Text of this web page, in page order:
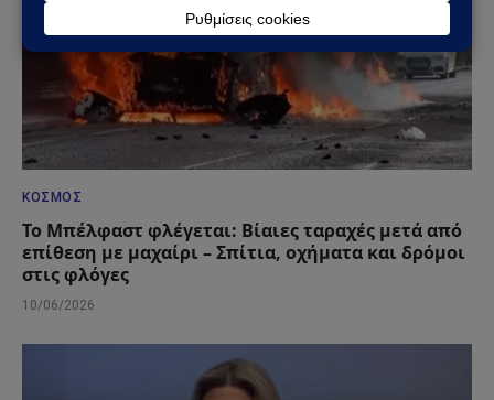
ΚΌΣΜΟΣ
Το Μπέλφαστ φλέγεται: Βίαιες ταραχές μετά από
επίθεση με μαχαίρι – Σπίτια, οχήματα και δρόμοι
στις φλόγες
10/06/2026